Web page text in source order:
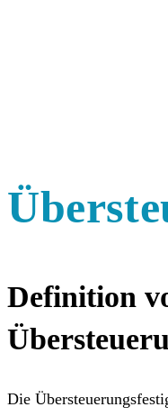
Definition
Die